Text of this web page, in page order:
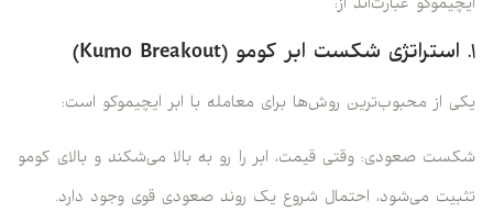
ایچیموکو عبارت‌اند از:
۱. استراتژی شکست ابر کومو (Kumo Breakout)
یکی از محبوب‌ترین روش‌ها برای معامله با ابر ایچیموکو است:
شکست صعودی: وقتی قیمت، ابر را رو به بالا می‌شکند و بالای کومو
تثبیت می‌شود، احتمال شروع یک روند صعودی قوی وجود دارد.